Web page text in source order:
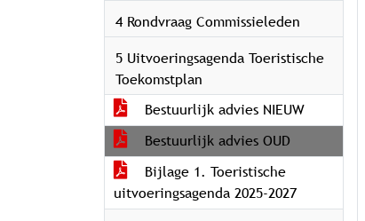
4 Rondvraag Commissieleden
5 Uitvoeringsagenda Toeristische
Toekomstplan
Bestuurlijk advies NIEUW
Bestuurlijk advies OUD
Bijlage 1. Toeristische
uitvoeringsagenda 2025-2027